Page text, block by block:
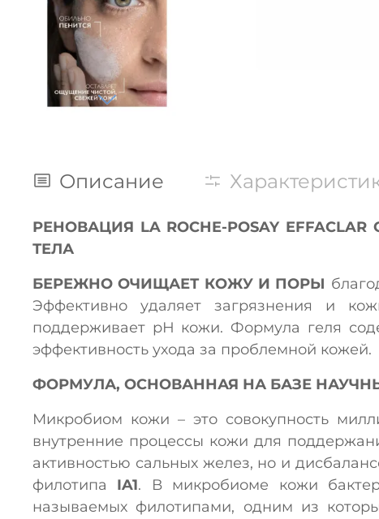
Описание
РЕНОВАЦИЯ LA ROCHE-POSAY
ТЕЛА
БЕРЕЖНО ОЧИЩАЕТ КОЖУ И ПОРЫ
Эффективно удаляет загрязнения и
поддерживает рН кожи. Формула геля
эффективность ухода за проблемной кожей.
ФОРМУЛА, ОСНОВАННАЯ НА БАЗЕ
Микробиом кожи – это совокупность
внутренние процессы кожи для
активностью сальных желез, но и
филотипа
IA1. В микробиоме кожи
называемых филотипами, одним из